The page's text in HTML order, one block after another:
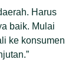
Harus
baik. Mulai
ke konsumen